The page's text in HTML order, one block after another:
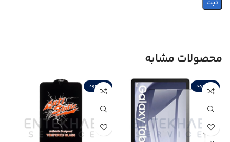
محصولات مشابه
ناموجود ناموجود